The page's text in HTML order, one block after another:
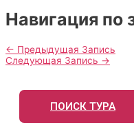
Навигация по
← Предыдущая Запись
Следующая Запись →
ПОИСК ТУРА